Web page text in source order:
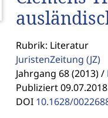
Rubrik: Literatur
JuristenZeitung (JZ)
Jahrgang 68 (2013) /
Publiziert 09.07.2018
DOI 10.1628/